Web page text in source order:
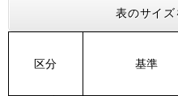
表のサイズ
区分 基準